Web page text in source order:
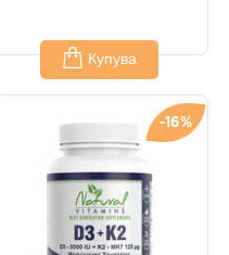
Купува
-16%